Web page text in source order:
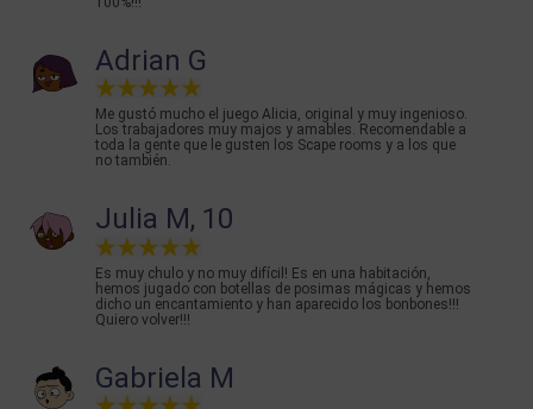
Adrian G
Me gustó mucho el juego Alicia, original y muy ingenioso.
Los trabajadores muy majos y amables. Recomendable a
toda la gente que le gusten los Scape rooms y a los que
no también.
Julia M, 10
Es muy chulo y no muy difícil! Es en una habitación,
hemos jugado con botellas de posimas mágicas y hemos
dicho un encantamiento y han aparecido los bonbones!!!
Quiero volver!!!
Gabriela M